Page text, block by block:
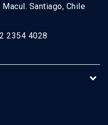
Santiago, Chile
2354 4028